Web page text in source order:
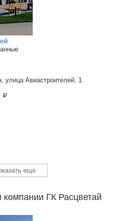
улица Авиастроителей, 1
a
еще
ГК Расцветай